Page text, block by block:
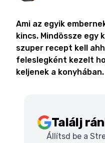
Ami az egyik
kincs. Mindössze
szuper recept kell
feleslegként kezelt
keljenek a konyhában.
Találj
Állítsd be a